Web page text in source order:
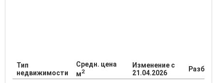
Тип
недвижимости
Средн. цена
м2
Изменение с
21.04.2026